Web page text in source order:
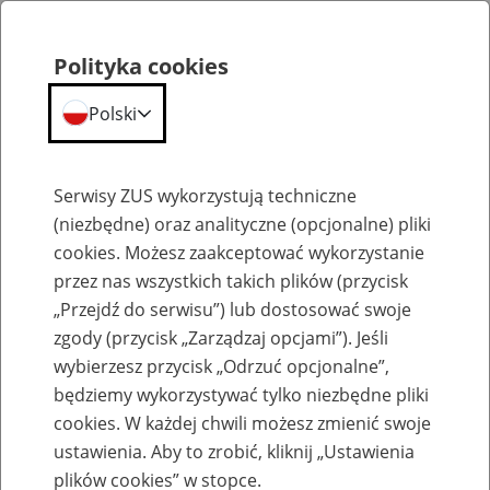
Emerytury
Baza zlikwidowanych lub
przekształconych zakładów pracy
Polityka cookies
Polski
Serwisy ZUS wykorzystują techniczne
(niezbędne) oraz analityczne (opcjonalne) pliki
cookies. Możesz zaakceptować wykorzystanie
przez nas wszystkich takich plików (przycisk
„Przejdź do serwisu”) lub dostosować swoje
zgody (przycisk „Zarządzaj opcjami”). Jeśli
wybierzesz przycisk „Odrzuć opcjonalne”,
będziemy wykorzystywać tylko niezbędne pliki
cookies. W każdej chwili możesz zmienić swoje
ustawienia. Aby to zrobić, kliknij „Ustawienia
plików cookies” w stopce.